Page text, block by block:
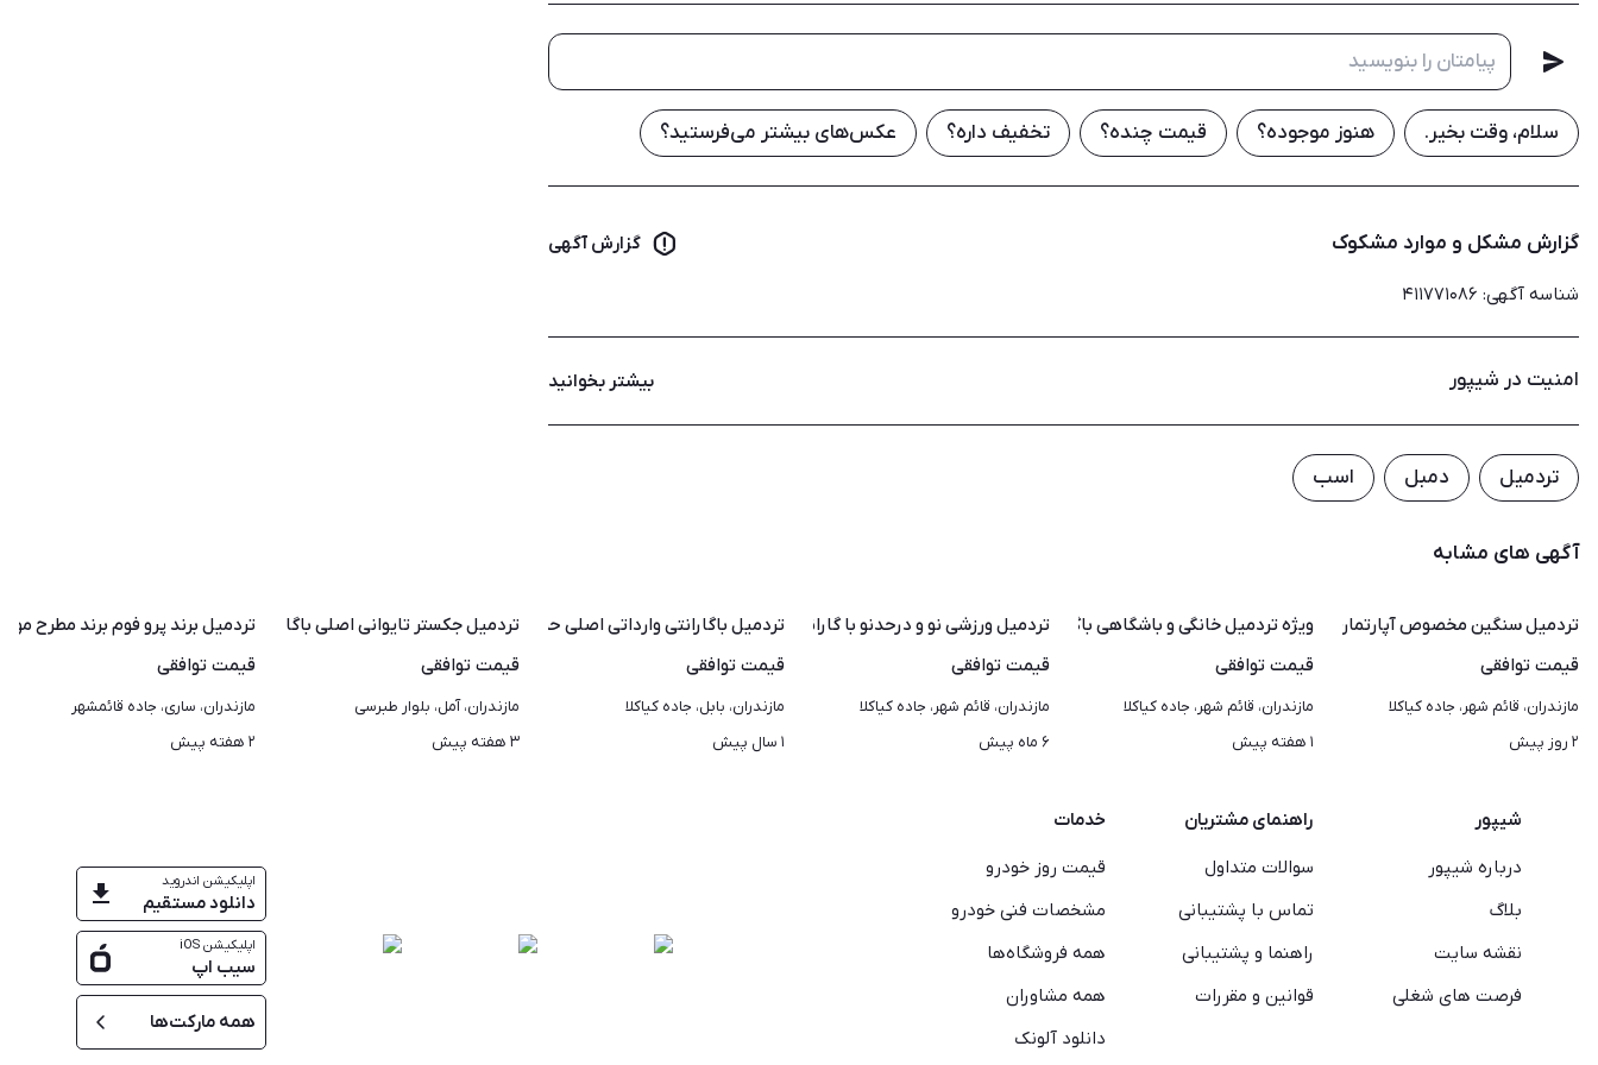
سلام، وقت بخیر. هنوز موجوده؟ قیمت چنده؟ تخفیف داره؟ عکس‌های بیشتر می‌فرستید؟
گزارش مشکل و موارد مشکوک گزارش آگهی
شناسه آگهی: ۴۱۱۷۷۱۰۸۶
امنیت در شیپور بیشتر بخوانید
تردمیل دمبل اسب
آگهی های مشابه
تردمیل سنگین مخصوص آپارتمان و باشگاه باگارانتی
قیمت توافقی
مازندران، قائم شهر، جاده کیاکلا
۲ روز پیش
ویژه تردمیل خانگی و باشگاهی با‌گارانتی حمل رایگان
قیمت توافقی
مازندران، قائم شهر، جاده کیاکلا
۱ هفته پیش
تردمیل ورزشی نو و درحدنو با گارانتی. 15 سال خدمات
قیمت توافقی
مازندران، قائم شهر، جاده کیاکلا
۶ ماه پیش
تردمیل باگارانتی وارداتی اصلی حمل رایگان
قیمت توافقی
مازندران، بابل، جاده کیاکلا
۱ سال پیش
تردمیل جکستر تایوانی اصلی باگارانتی خدمات حمل رایگان
قیمت توافقی
مازندران، آمل، بلوار طبرسی
۳ هفته پیش
تردمیل برند پرو فوم برند مطرح
قیمت توافقی
مازندران، ساری، جاده قائمشهر
۲ هفته پیش
شیپور
درباره شیپور
بلاگ
نقشه سایت
فرصت های شغلی
راهنمای مشتریان
سوالات متداول
تماس با پشتیبانی
راهنما و پشتیبانی
قوانین و مقررات
خدمات
قیمت روز خودرو
مشخصات فنی خودرو
همه فروشگاه‌ها
همه مشاوران
دانلود آلونک
اپلیکیشن اندروید
دانلود مستقیم
اپلیکیشن iOS
سیب اپ
همه مارکت‌ها